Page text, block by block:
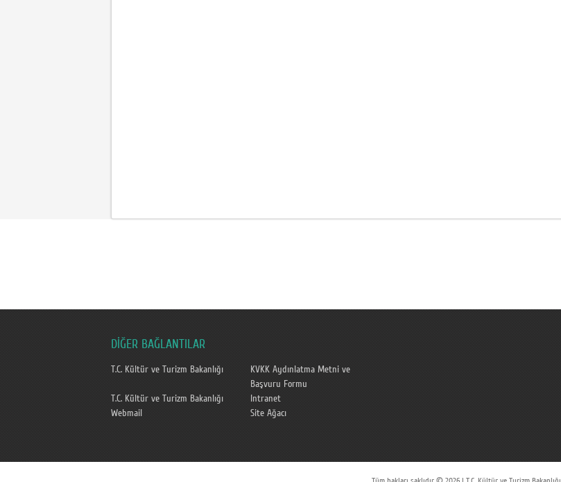
DİĞER BAĞLANTILAR
T.C. Kültür ve Turizm Bakanlığı
KVKK Aydınlatma Metni ve
Başvuru Formu
T.C. Kültür ve Turizm Bakanlığı
Intranet
Webmail
Site Ağacı